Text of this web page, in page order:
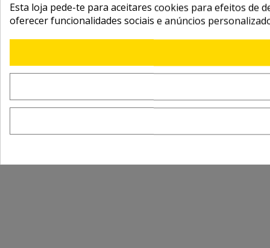
Esta loja pede-te para aceitares cookies para efeitos de
oferecer funcionalidades sociais e anúncios